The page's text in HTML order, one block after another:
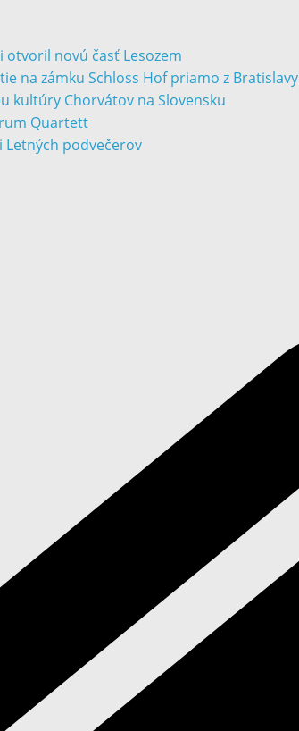
otvoril novú časť Lesozem
na zámku Schloss Hof priamo z Bratislavy
kultúry Chorvátov na Slovensku
Quartett
podvečerov